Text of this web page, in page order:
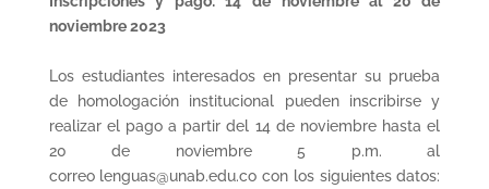
noviembre 2023
Los estudiantes interesados en presentar su prueba
de homologación institucional pueden inscribirse y
realizar el pago a partir del 14 de noviembre hasta el
20 de noviembre 5 p.m. al
correo lenguas@unab.edu.co con los siguientes datos: